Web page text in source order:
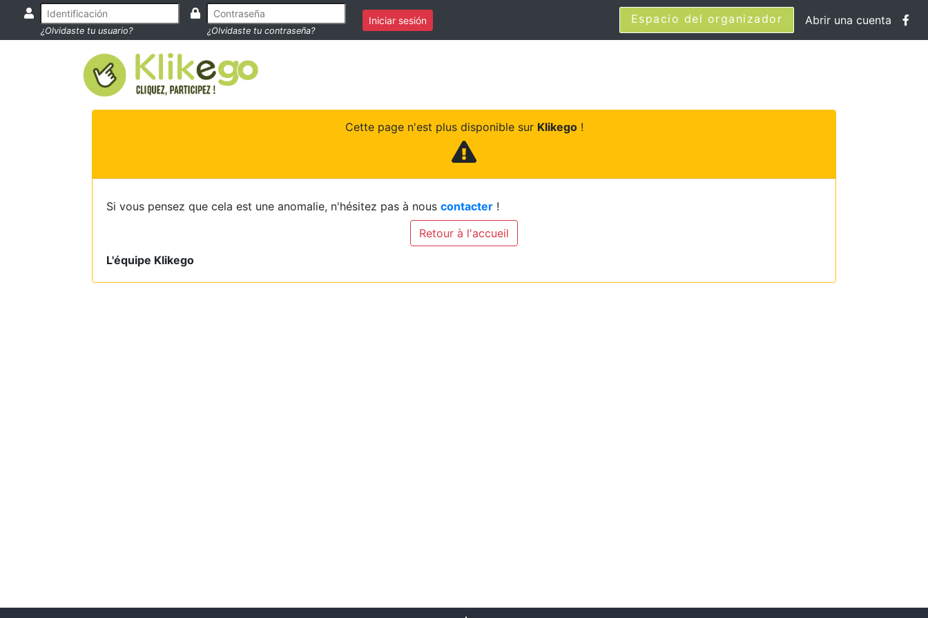
¿Olvidaste tu usuario? ¿Olvidaste tu contraseña?
Iniciar sesión Espacio del organizador Abrir una cuenta
Cette page n'est plus disponible sur Klikego!
Si vous pensez que cela est une anomalie, n'hésitez pas à nous contacter !
Retour à l'accueil
L'équipe Klikego